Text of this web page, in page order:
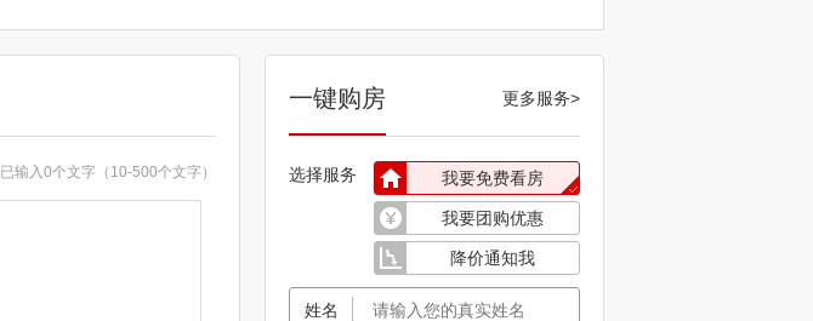
已输入0个文字（10-500个文字）
一键购房 更多服务>
选择服务 我要免费看房
我要团购优惠
降价通知我
姓名